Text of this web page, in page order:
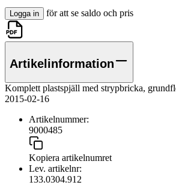
Logga in för att se saldo och pris
Artikelinformation
Komplett plastspjäll med strypbricka,
2015-02-16
Artikelnummer:
9000485
Kopiera artikelnumret
Lev. artikelnr:
133.0304.912